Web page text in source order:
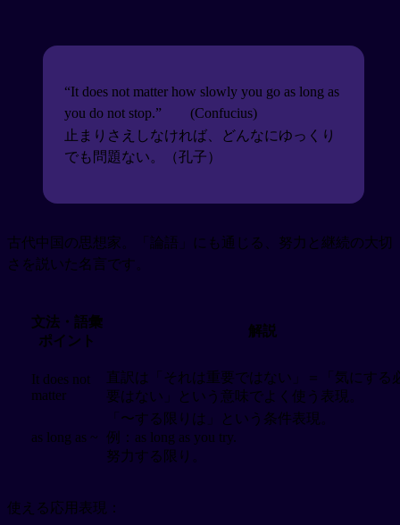
“It does not matter how slowly you go as long as
you do not stop.”
(Confucius)
止まりさえしなければ、どんなにゆっくり
でも問題ない。（孔子）
古代中国の思想家。「論語」にも通じる、努力と継続の大切
さを説いた名言です。
文法・語彙
ポイント
解説
It does not
matter
直訳は「それは重要ではない」＝「気にする
要はない」という意味でよく使う表現。
as long as ~
「〜する限りは」という条件表現。
例：as long as you try.
努力する限り。
使える応用表現：